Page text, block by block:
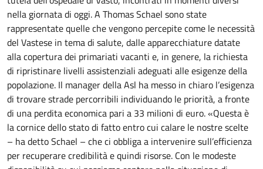
nella giornata di oggi. A Thomas Schael sono state
rappresentate quelle che vengono percepite come le necessità
del Vastese in tema di salute, dalle apparecchiature datate
alla copertura dei primariati vacanti e, in genere, la richiesta
di ripristinare livelli assistenziali adeguati alle esigenze della
popolazione. Il manager della Asl ha messo in chiaro l’esigenza
di trovare strade percorribili individuando le priorità, a fronte
di una perdita economica pari a 33 milioni di euro. «Questa è
la cornice dello stato di fatto entro cui calare le nostre scelte
– ha detto Schael – che ci obbliga a intervenire sull’efficienza
per recuperare credibilità e quindi risorse. Con le modeste